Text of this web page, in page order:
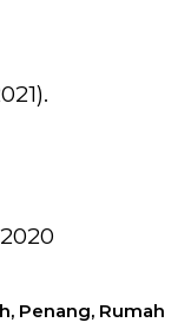
, Penang, Rumah